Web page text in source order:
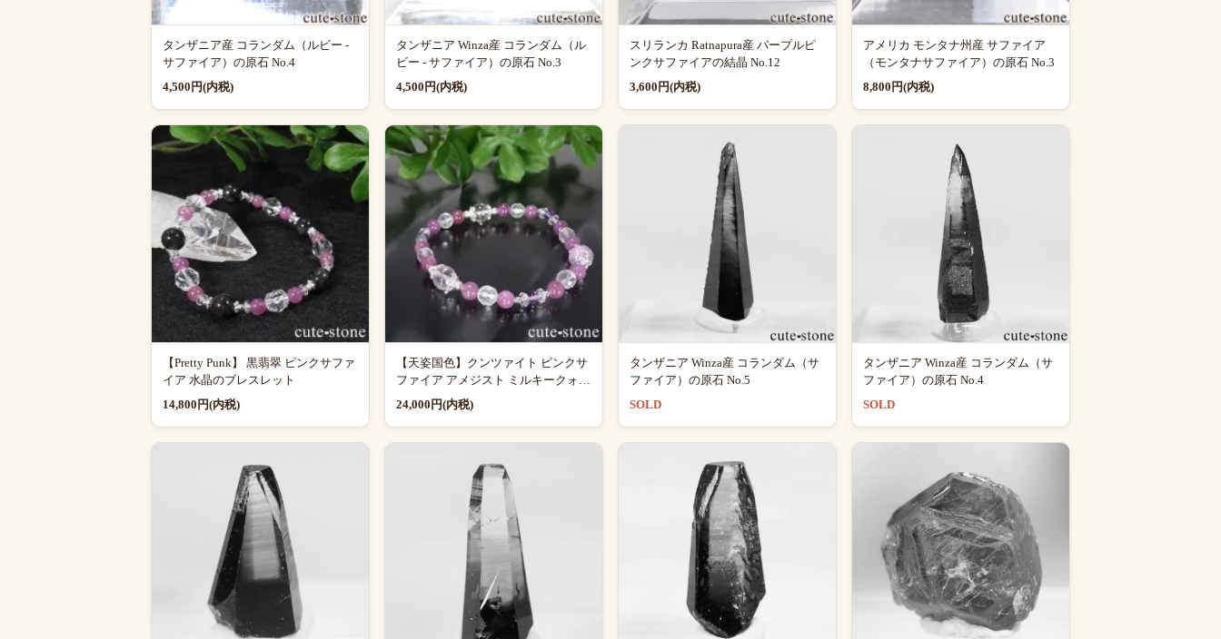
タンザニア産 コランダム（ルビー -
サファイア）の原石 No.4
4,500円(内税)
タンザニア Winza産 コランダム（ル
ビー - サファイア）の原石 No.3
4,500円(内税)
スリランカ Ratnapura産 パープルピ
ンクサファイアの結晶 No.12
3,600円(内税)
アメリカ モンタナ州産 サファイア
（モンタナサファイア）の原石 No.3
8,800円(内税)
【Pretty Punk】 黒翡翠 ピンクサファ
イア 水晶のブレスレット
14,800円(内税)
【天姿国色】クンツァイト ピンクサ
ファイア アメジスト ミルキークォー
ツのブレスレット
24,000円(内税)
タンザニア Winza産 コランダム（サ
ファイア）の原石 No.5
SOLD
タンザニア Winza産 コランダム（サ
ファイア）の原石 No.4
SOLD